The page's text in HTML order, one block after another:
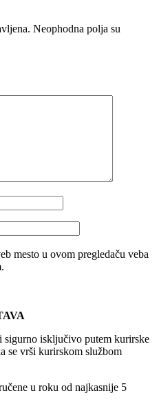
Neophodna polja su
mesto u ovom pregledaču veba
isključivo putem kurirske
se vrši kurirskom službom
u roku od najkasnije 5